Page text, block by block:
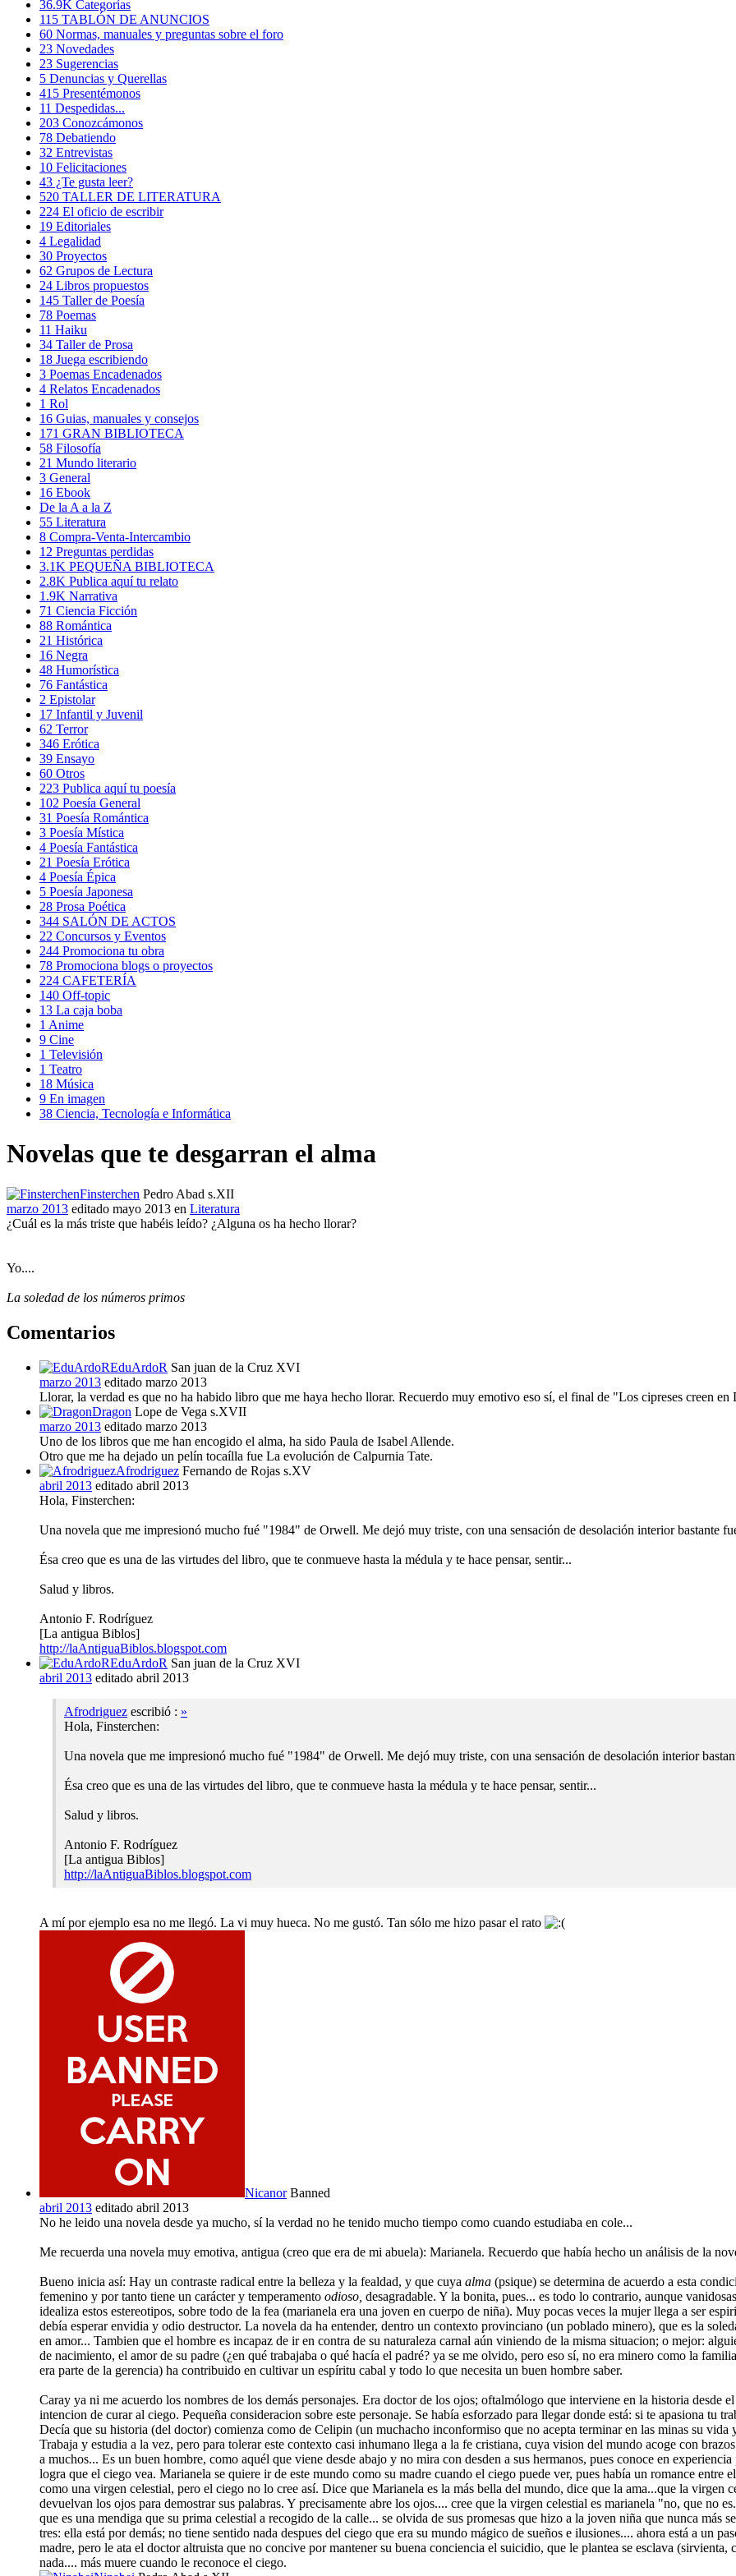
36.9K Categorías
115 TABLÓN DE ANUNCIOS
60 Normas, manuales y preguntas sobre el foro
23 Novedades
23 Sugerencias
5 Denuncias y Querellas
415 Presentémonos
11 Despedidas...
203 Conozcámonos
78 Debatiendo
32 Entrevistas
10 Felicitaciones
43 ¿Te gusta leer?
520 TALLER DE LITERATURA
224 El oficio de escribir
19 Editoriales
4 Legalidad
30 Proyectos
62 Grupos de Lectura
24 Libros propuestos
145 Taller de Poesía
78 Poemas
11 Haiku
34 Taller de Prosa
18 Juega escribiendo
3 Poemas Encadenados
4 Relatos Encadenados
1 Rol
16 Guias, manuales y consejos
171 GRAN BIBLIOTECA
58 Filosofía
21 Mundo literario
3 General
16 Ebook
De la A a la Z
55 Literatura
8 Compra-Venta-Intercambio
12 Preguntas perdidas
3.1K PEQUEÑA BIBLIOTECA
2.8K Publica aquí tu relato
1.9K Narrativa
71 Ciencia Ficción
88 Romántica
21 Histórica
16 Negra
48 Humorística
76 Fantástica
2 Epistolar
17 Infantil y Juvenil
62 Terror
346 Erótica
39 Ensayo
60 Otros
223 Publica aquí tu poesía
102 Poesía General
31 Poesía Romántica
3 Poesía Mística
4 Poesía Fantástica
21 Poesía Erótica
4 Poesía Épica
5 Poesía Japonesa
28 Prosa Poética
344 SALÓN DE ACTOS
22 Concursos y Eventos
244 Promociona tu obra
78 Promociona blogs o proyectos
224 CAFETERÍA
140 Off-topic
13 La caja boba
1 Anime
9 Cine
1 Televisión
1 Teatro
18 Música
9 En imagen
38 Ciencia, Tecnología e Informática
Novelas que te desgarran el alma
Finsterchen Pedro Abad s.XII
marzo 2013 editado mayo 2013 en Literatura
¿Cuál es la más triste que habéis leído? ¿Alguna os ha hecho llorar?
Yo....
La soledad de los números primos
Comentarios
EduArdoR San juan de la Cruz XVI
marzo 2013 editado marzo 2013
Llorar, la verdad es que no ha habido libro que me haya hecho llorar. Recuerdo muy emotivo eso sí, el final de "Los cipreses creen en
Dragon Lope de Vega s.XVII
marzo 2013 editado marzo 2013
Uno de los libros que me han encogido el alma, ha sido Paula de Isabel Allende.
Otro que me ha dejado un pelín tocaílla fue La evolución de Calpurnia Tate.
Afrodriguez Fernando de Rojas s.XV
abril 2013 editado abril 2013
Hola, Finsterchen:
Una novela que me impresionó mucho fué "1984" de Orwell. Me dejó muy triste, con una sensación de desolación interior bastante
Ésa creo que es una de las virtudes del libro, que te conmueve hasta la médula y te hace pensar, sentir...
Salud y libros.
Antonio F. Rodríguez
[La antigua Biblos]
http://laAntiguaBiblos.blogspot.com
EduArdoR San juan de la Cruz XVI
abril 2013 editado abril 2013
Afrodriguez escribió : »
Hola, Finsterchen:
Una novela que me impresionó mucho fué "1984" de Orwell. Me dejó muy triste, con una sensación de desolación interior
Ésa creo que es una de las virtudes del libro, que te conmueve hasta la médula y te hace pensar, sentir...
Salud y libros.
Antonio F. Rodríguez
[La antigua Biblos]
http://laAntiguaBiblos.blogspot.com
A mí por ejemplo esa no me llegó. La vi muy hueca. No me gustó. Tan sólo me hizo pasar el rato
Nicanor Banned
abril 2013 editado abril 2013
No he leido una novela desde ya mucho, sí la verdad no he tenido mucho tiempo como cuando estudiaba en cole...
Me recuerda una novela muy emotiva, antigua (creo que era de mi abuela): Marianela. Recuerdo que había hecho un análisis de la
Bueno inicia así: Hay un contraste radical entre la belleza y la fealdad, y que cuya alma (psique) se determina de acuerdo a esta
femenino y por tanto tiene un carácter y temperamento odioso, desagradable. Y la bonita, pues... es todo lo contrario, aunque
idealiza estos estereotipos, sobre todo de la fea (marianela era una joven en cuerpo de niña). Muy pocas veces la mujer llega a ser
debía esperar envidia y odio destructor. La novela da ha entender, dentro un contexto provinciano (un poblado minero), que es la
en amor... Tambien que el hombre es incapaz de ir en contra de su naturaleza carnal aún viniendo de la misma situacion; o mejor:
de nacimiento, el amor de su padre (¿en qué trabajaba o qué hacía el padré? ya se me olvido, pero eso sí, no era minero como la
era parte de la gerencia) ha contribuido en cultivar un espíritu cabal y todo lo que necesita un buen hombre saber.
Caray ya ni me acuerdo los nombres de los demás personajes. Era doctor de los ojos; oftalmólogo que interviene en la historia desde
intencion de curar al ciego. Pequeña consideracion sobre este personaje. Se había esforzado para llegar donde está: si te apasiona tu
Decía que su historia (del doctor) comienza como de Celipin (un muchacho inconformiso que no acepta terminar en las minas su
Trabaja y estudia a la vez, pero para tolerar este contexto casi inhumano llega a la fe cristiana, cuya vision del mundo acoge con
a muchos... Es un buen hombre, como aquél que viene desde abajo y no mira con desden a sus hermanos, pues conoce en
logra que el ciego vea. Marianela se quiere ir de este mundo como su madre cuando el ciego puede ver, pues había un romance
como una virgen celestial, pero el ciego no lo cree así. Dice que Marianela es la más bella del mundo, dice que la ama...que la virgen
devuelvan los ojos para demostrar sus palabras. Y precisamente abre los ojos.... cree que la virgen celestial es marianela "no, que no
que es una mendiga que su prima celestial a recogido de la calle... se olvida de sus promesas que hizo a la joven niña que nunca más
tres: ella está por demás; no tiene sentido nada despues del ciego que era su mundo mágico de sueños e ilusiones.... ahora está a un
madre, pero le ata el doctor altruista que no concive por mantener su buena conciencia el suicidio, que le plantea se esclava
nada.... más muere cuando le reconoce el ciego.